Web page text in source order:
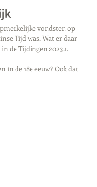
vondsten op
Tijd was. Wat er daar
de Tijdingen 2023.1.
in de 18e eeuw? Ook dat